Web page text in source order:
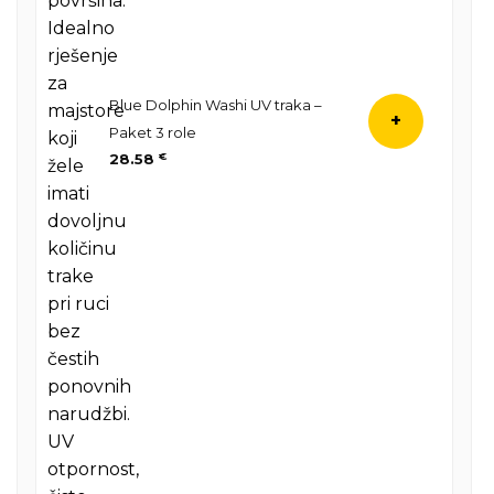
Blue Dolphin Washi UV traka –
Paket 3 role
28.58 €
+